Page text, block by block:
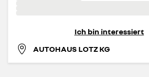
Ich bin interessiert
AUTOHAUS LOTZ KG